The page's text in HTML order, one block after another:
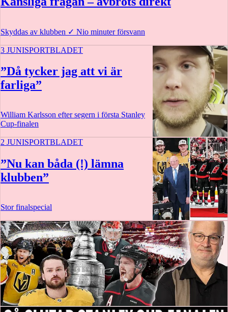
Skyddas av klubben ✓ Nio minuter försvann
3 JUNISPORTBLADET
”Då tycker jag att vi är
farliga”
William Karlsson efter segern i första Stanley
Cup-finalen
1:21
2 JUNISPORTBLADET
”Nu kan båda (!) lämna
klubben”
Stor finalspecial
50 min